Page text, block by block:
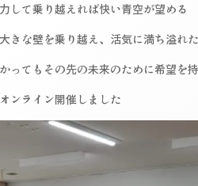
して乗り越えれば快い青空が望める
きな壁を乗り越え、活気に満ち溢れ
ってもその先の未来のために希望を
ンライン開催しました